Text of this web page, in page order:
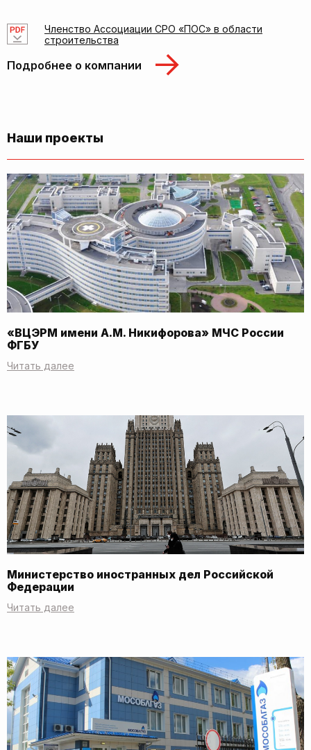
Членство Ассоциации СРО «ПОС» в области
строительства
Подробнее о компании
Наши проекты
«ВЦЭРМ имени А.М. Никифорова» МЧС России
ФГБУ
Читать далее
Министерство иностранных дел Российской
Федерации
Читать далее